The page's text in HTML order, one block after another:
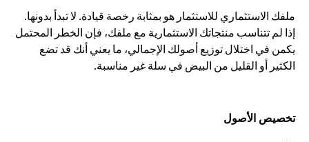
ملفك الاستثماري للاستثمار هو بمثابة رخصة قيادة. لا تبدأ بدونها.
إذا لم تتناسب منتجاتك الاستثمارية مع ملفك، فإن الخطر المحتمل
يكمن في اختلال توزيع أصولك الإجمالي، ما يعني أنك قد تضع
الكثير أو القليل من البيض في سلة غير مناسبة.
تخصيص الأصول